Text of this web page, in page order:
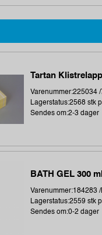
Tartan
Varenummer:225034
Lagerstatus:2568 stk
Sendes om:2-3 dager
BATH GEL 300
Varenummer:184283
Lagerstatus:2559 stk
Sendes om:0-2 dager